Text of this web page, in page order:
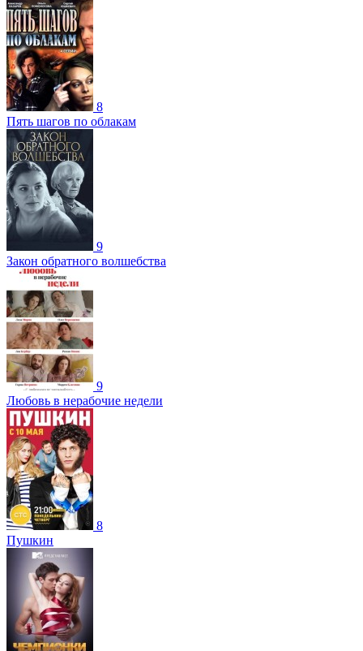
8
Пять шагов по облакам
9
Закон обратного волшебства
9
Любовь в нерабочие недели
8
Пушкин